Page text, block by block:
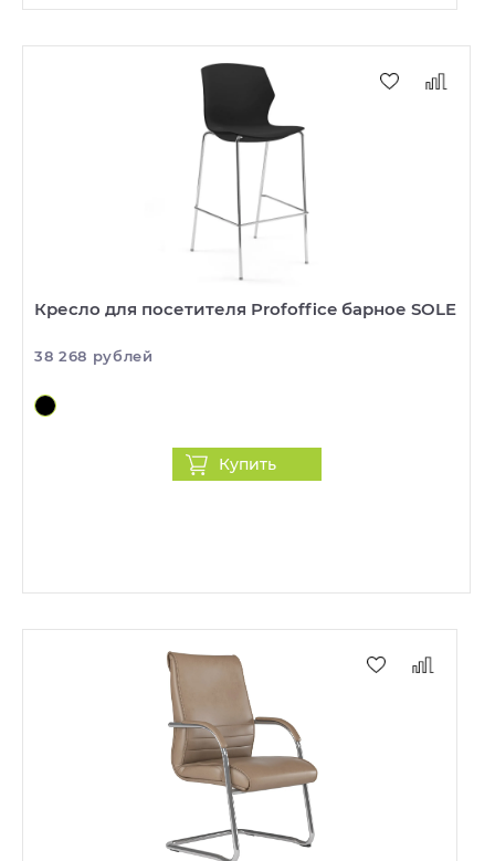
Кресло для посетителя Profoffice барное SOLE
38 268 рублей
Купить